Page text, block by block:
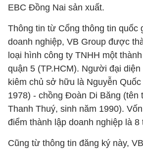
EBC Đồng Nai sản xuất.
Thông tin từ Cổng thông tin quốc
doanh nghiệp, VB Group được
loại hình công ty TNHH một
quận 5 (TP.HCM). Người đại
kiêm chủ sở hữu là Nguyễn
1978) - chồng Đoàn Di Băng (tên
Thanh Thuý, sinh năm 1990).
điểm thành lập doanh nghiệp là 8
Cũng từ thông tin đăng ký này,